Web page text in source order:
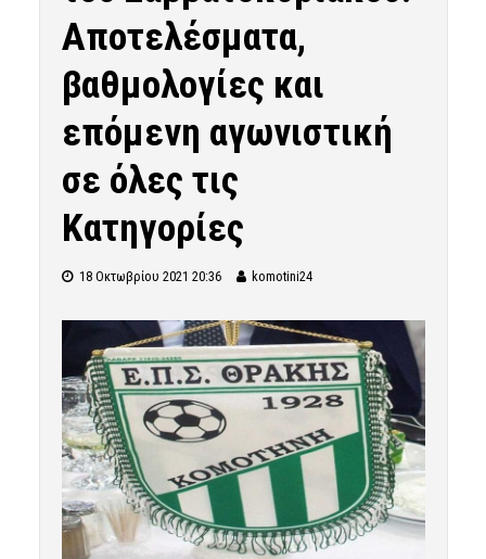
Αποτελέσματα,
βαθμολογίες και
επόμενη αγωνιστική
σε όλες τις
Κατηγορίες
18 Οκτωβρίου 2021 20:36 komotini24